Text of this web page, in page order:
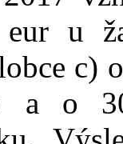
eur u
c)
a o